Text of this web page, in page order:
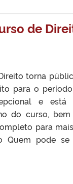
de
torna
para o
e está
do curso,
para
pode se